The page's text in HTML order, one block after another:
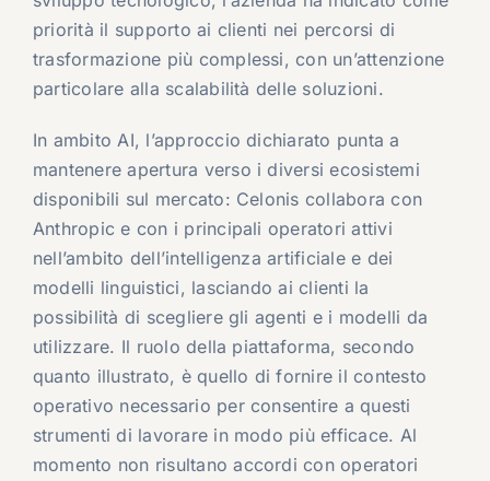
priorità il supporto ai clienti nei percorsi di
trasformazione più complessi, con un’attenzione
particolare alla scalabilità delle soluzioni.
In ambito AI, l’approccio dichiarato punta a
mantenere apertura verso i diversi ecosistemi
disponibili sul mercato: Celonis collabora con
Anthropic e con i principali operatori attivi
nell’ambito dell’intelligenza artificiale e dei
modelli linguistici, lasciando ai clienti la
possibilità di scegliere gli agenti e i modelli da
utilizzare. Il ruolo della piattaforma, secondo
quanto illustrato, è quello di fornire il contesto
operativo necessario per consentire a questi
strumenti di lavorare in modo più efficace. Al
momento non risultano accordi con operatori